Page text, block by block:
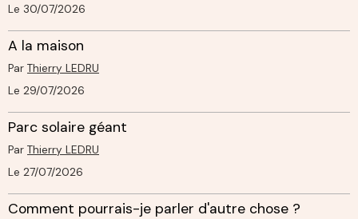
Le 30/07/2026
A la maison
Par Thierry LEDRU
Le 29/07/2026
Parc solaire géant
Par Thierry LEDRU
Le 27/07/2026
Comment pourrais-je parler d'autre chose ?